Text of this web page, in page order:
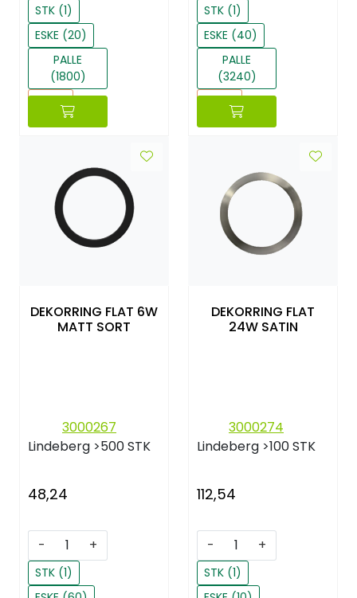
STK (1)
ESKE (20)
PALLE
(1800)
Reset
STK (1)
ESKE (40)
PALLE
(3240)
Reset
DEKORRING FLAT 6W
MATT SORT
3000267
Lindeberg >500 STK
48,24
- +
STK (1)
DEKORRING FLAT
24W SATIN
3000274
Lindeberg >100 STK
112,54
- +
STK (1)